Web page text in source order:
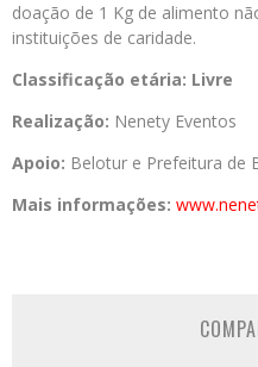
doação de 1 Kg de alimento
instituições de caridade.
Classificação etária: Livre
Realização: Nenety Eventos
Apoio: Belotur e Prefeitura de
Mais informações: